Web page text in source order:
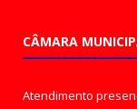
CÂMARA
Atendimento